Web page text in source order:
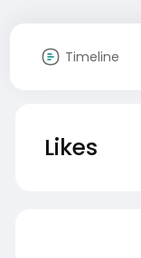
Timeline
Likes